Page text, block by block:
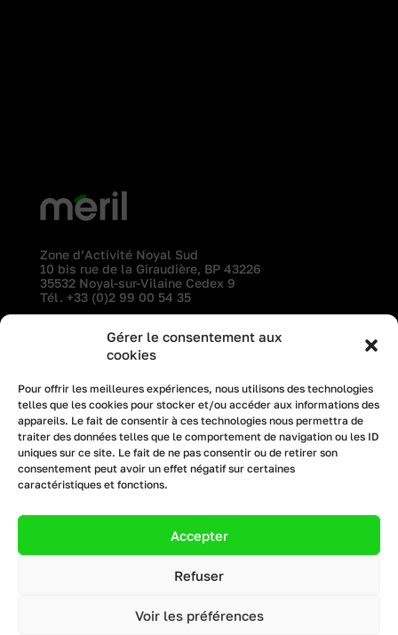
Gérer le consentement aux
cookies
Pour offrir les meilleures expériences, nous utilisons des technologies
telles que les cookies pour stocker et/ou accéder aux informations des
appareils. Le fait de consentir à ces technologies nous permettra de
traiter des données telles que le comportement de navigation ou les ID
uniques sur ce site. Le fait de ne pas consentir ou de retirer son
consentement peut avoir un effet négatif sur certaines
caractéristiques et fonctions.
Accepter
Refuser
Voir les préférences
Zone d’Activité Noyal Sud
10 bis rue de la Giraudière, BP 43226
35532 Noyal-sur-Vilaine Cedex 9
Tél. +33 (0)2 99 00 54 35
professionnels l’entreprise
architectes actualités
© 2023. All rights reserved.
Privacy Policy
Mentions légales
Création site internet :Bicom
Copyright Menuiserie Méril